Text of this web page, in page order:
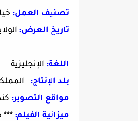
تصنيف العمل:
تاريخ العرض:
اللغة: الإنجليزية
بلد الإنتاج:
مواقع التصوير:
ميزانية الفيلم: ***